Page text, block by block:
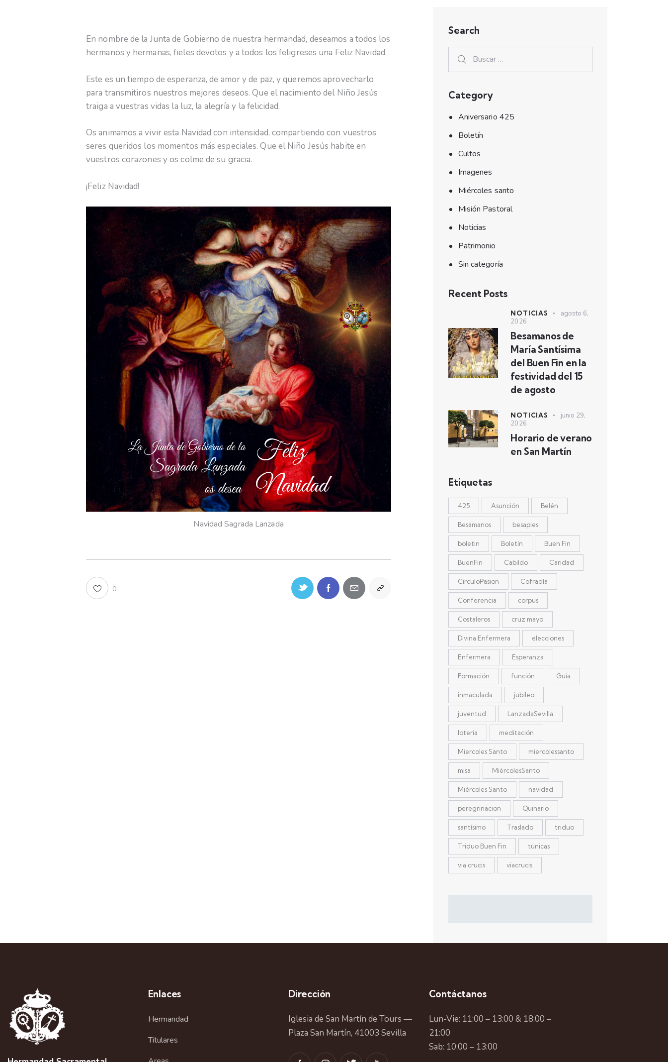
En nombre de la Junta de Gobierno de nuestra hermandad, deseamos a todos los
hermanos y hermanas, fieles devotos y a todos los feligreses una Feliz Navidad.
Este es un tiempo de esperanza, de amor y de paz, y queremos aprovecharlo
para transmitiros nuestros mejores deseos. Que el nacimiento del Niño Jesús
traiga a vuestras vidas la luz, la alegría y la felicidad.
Os animamos a vivir esta Navidad con intensidad, compartiendo con vuestros
seres queridos los momentos más especiales. Que el Niño Jesús habite en
vuestros corazones y os colme de su gracia.
¡Feliz Navidad!
Navidad Sagrada Lanzada
0
Search
Category
Aniversario 425
Boletín
Cultos
Imagenes
Miércoles santo
Misión Pastoral
Noticias
Patrimonio
Sin categoría
Recent Posts
NOTICIAS
agosto 6,
2026
Besamanos de
María Santísima
del Buen Fin en la
festividad del 15
de agosto
NOTICIAS
junio 29,
2026
Horario de verano
en San Martín
Etiquetas
425 Asunción Belén
Besamanos besapies
boletin Boletín Buen Fin
BuenFin Cabildo Caridad
CirculoPasion Cofradía
Conferencia corpus
Costaleros cruz mayo
Divina Enfermera elecciones
Enfermera Esperanza
Formación función Guía
inmaculada jubileo
juventud LanzadaSevilla
loteria meditación
Miercoles Santo miercolessanto
misa MiércolesSanto
Miércoles Santo navidad
peregrinacion Quinario
santísimo Traslado triduo
Triduo Buen Fin túnicas
via crucis viacrucis
Enlaces
Hermandad
Titulares
Dirección
Iglesia de San Martín de Tours —
Plaza San Martín, 41003 Sevilla
Contáctanos
Lun-Vie: 11:00 – 13:00 & 18:00 –
21:00
Sab: 10:00 – 13:00